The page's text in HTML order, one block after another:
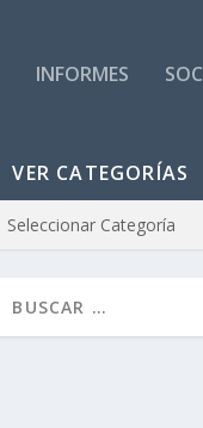
INFORMES
VER CATEGORÍAS